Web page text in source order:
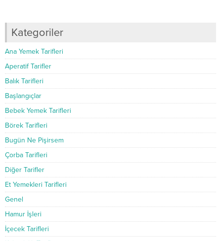
Kategoriler
Ana Yemek Tarifleri
Aperatif Tarifler
Balık Tarifleri
Başlangıçlar
Bebek Yemek Tarifleri
Börek Tarifleri
Bugün Ne Pişirsem
Çorba Tarifleri
Diğer Tarifler
Et Yemekleri Tarifleri
Genel
Hamur İşleri
İçecek Tarifleri